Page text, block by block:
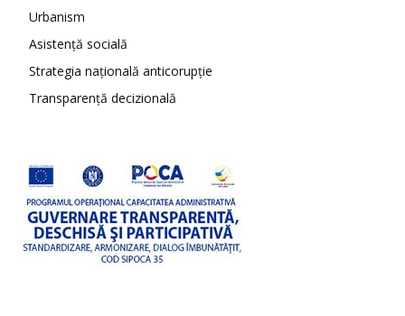
Urbanism
Asistență socială
Strategia națională anticorupție
Transparență decizională